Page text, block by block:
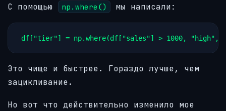
С помощью np.where() мы написали:
df["tier"] = np.where(df["sales"] > 1000, "high",
Это чище и быстрее. Гораздо лучше, чем
зацикливание.
Но вот что действительно изменило мое